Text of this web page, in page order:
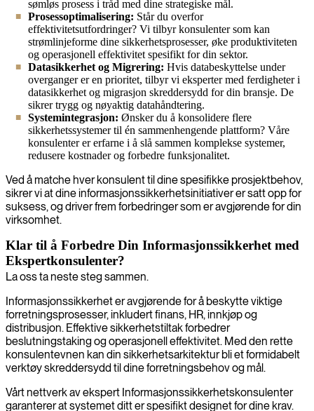
sømløs prosess i tråd med dine strategiske mål.
Prosessoptimalisering: Står du overfor
effektivitetsutfordringer? Vi tilbyr konsulenter som kan
strømlinjeforme dine sikkerhetsprosesser, øke produktiviteten
og operasjonell effektivitet spesifikt for din sektor.
Datasikkerhet og Migrering: Hvis databeskyttelse under
overganger er en prioritet, tilbyr vi eksperter med ferdigheter i
datasikkerhet og migrasjon skreddersydd for din bransje. De
sikrer trygg og nøyaktig datahåndtering.
Systemintegrasjon: Ønsker du å konsolidere flere
sikkerhetssystemer til én sammenhengende plattform? Våre
konsulenter er erfarne i å slå sammen komplekse systemer,
redusere kostnader og forbedre funksjonalitet.
Ved å matche hver konsulent til dine spesifikke prosjektbehov,
sikrer vi at dine informasjonssikkerhetsinitiativer er satt opp for
suksess, og driver frem forbedringer som er avgjørende for din
virksomhet.
Klar til å Forbedre Din Informasjonssikkerhet med
Ekspertkonsulenter?
La oss ta neste steg sammen.
Informasjonssikkerhet er avgjørende for å beskytte viktige
forretningsprosesser, inkludert finans, HR, innkjøp og
distribusjon. Effektive sikkerhetstiltak forbedrer
beslutningstaking og operasjonell effektivitet. Med den rette
konsulentevnen kan din sikkerhetsarkitektur bli et formidabelt
verktøy skreddersydd til dine forretningsbehov og mål.
Vårt nettverk av ekspert Informasjonssikkerhetskonsulenter
garanterer at systemet ditt er spesifikt designet for dine krav.